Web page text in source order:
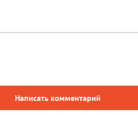
Написать комментарий